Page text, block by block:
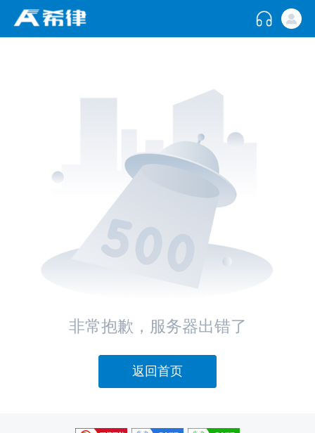
非常抱歉，服务器出错了
返回首页